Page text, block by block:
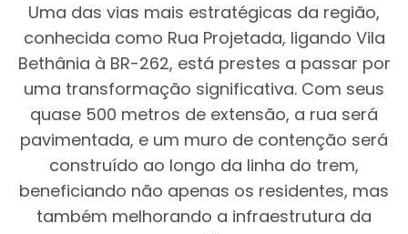
Uma das vias mais estratégicas da região,
conhecida como Rua Projetada, ligando Vila
Bethânia à BR-262, está prestes a passar por
uma transformação significativa. Com seus
quase 500 metros de extensão, a rua será
pavimentada, e um muro de contenção será
construído ao longo da linha do trem,
beneficiando não apenas os residentes, mas
também melhorando a infraestrutura da